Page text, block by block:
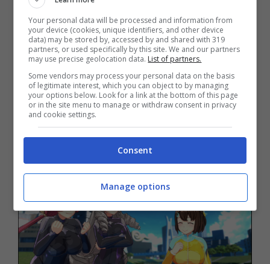
sette storie tutte da vivere: sette coppie
differenti affronteranno il loro percorso, non
solo sportivo verso la vittoria, ma anche
personale, sette storie diverse che
tratterranno non poche ore il giocatore che
non si concentrerà solo sulle gare, pur
emozionanti.
Your personal data will be processed and information from
your device (cookies, unique identifiers, and other device
data) may be stored by, accessed by and shared with 319
partners, or used specifically by this site. We and our partners
may use precise geolocation data. List of partners.
Some vendors may process your personal data on the basis
of legitimate interest, which you can object to by managing
your options below. Look for a link at the bottom of this page
or in the site menu to manage or withdraw consent in privacy
and cookie settings.
Consent
Manage options